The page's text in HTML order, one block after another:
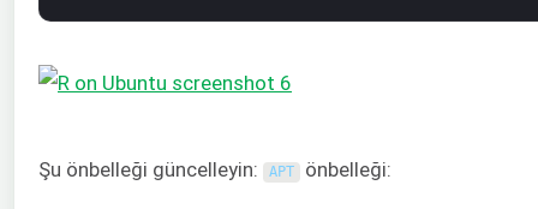
Şu önbelleği güncelleyin: APT önbelleği: